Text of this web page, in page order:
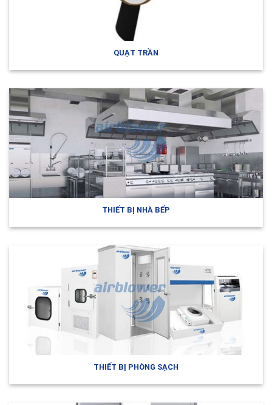
QUẠT TRẦN
THIẾT BỊ NHÀ BẾP
THIẾT BỊ PHÒNG SẠCH